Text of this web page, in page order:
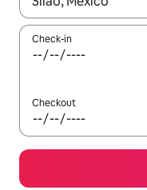
Check-in
Checkout